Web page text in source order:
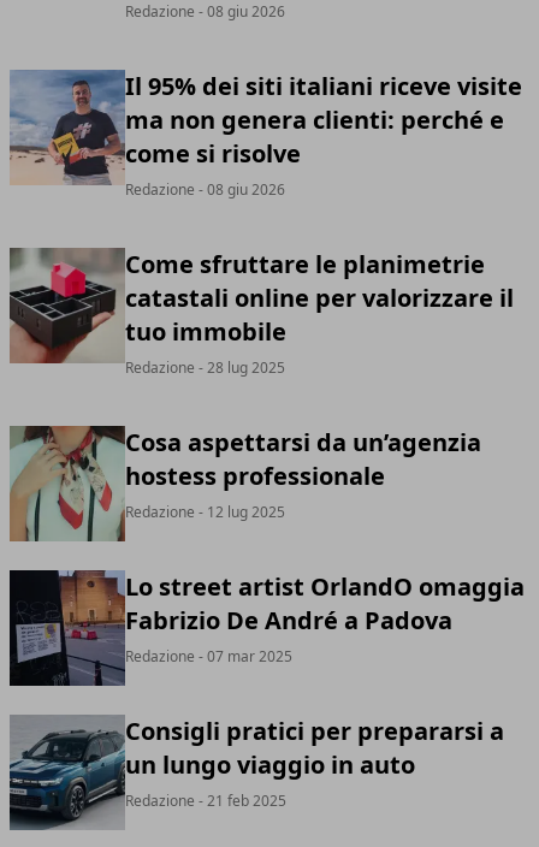
Redazione - 08 giu 2026
Il 95% dei siti italiani riceve visite
ma non genera clienti: perché e
come si risolve
Redazione - 08 giu 2026
Come sfruttare le planimetrie
catastali online per valorizzare il
tuo immobile
Redazione - 28 lug 2025
Cosa aspettarsi da un’agenzia
hostess professionale
Redazione - 12 lug 2025
Lo street artist OrlandO omaggia
Fabrizio De André a Padova
Redazione - 07 mar 2025
Consigli pratici per prepararsi a
un lungo viaggio in auto
Redazione - 21 feb 2025